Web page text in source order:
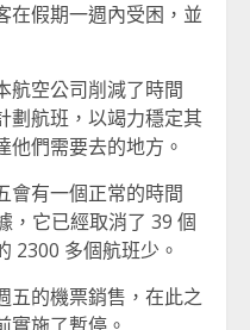
在假期一週內受困，並
航空公司削減了時間
劃航班，以竭力穩定其
他們需要去的地方。
會有一個正常的時間
，它已經取消了 39 個
2300 多個航班少。
五的機票銷售，在此之